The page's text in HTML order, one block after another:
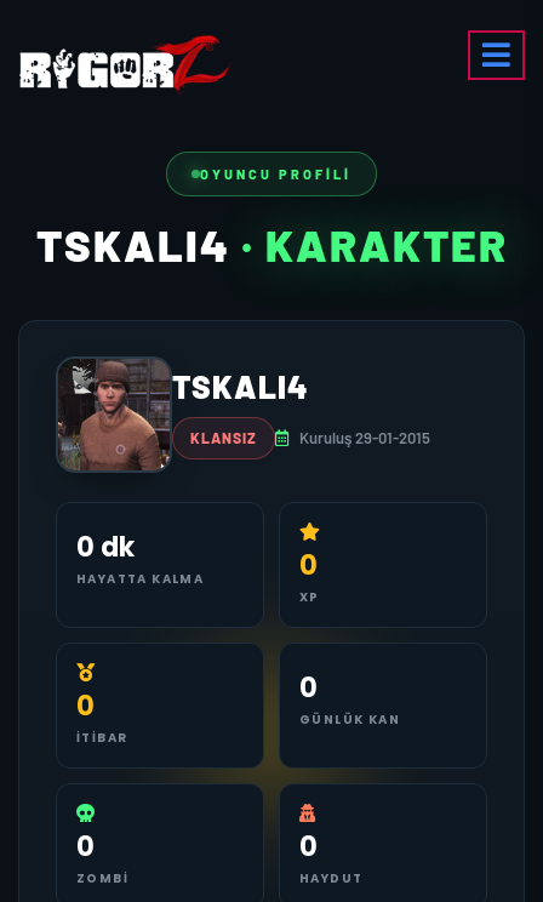
OYUNCU PROFILI
TSKALI4 · KARAKTER
TSKALI4
KLANSIZ Kuruluş 29-01-2015
0 dk
HAYATTA KALMA 0
XP
0
İTIBAR
0
GÜNLÜK KAN
0
ZOMBI
0
HAYDUT